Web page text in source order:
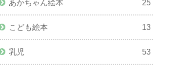
あかちゃん絵本 25
こども絵本 13
乳児 53